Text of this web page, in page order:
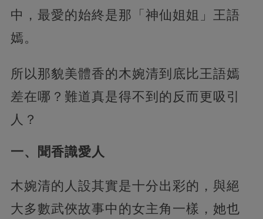
中，最愛的始終是那「神仙姐姐」王語
嫣。
所以那貌美體香的木婉清到底比王語嫣
差在哪？難道真是得不到的反而更吸引
人？
一、聞香識愛人
木婉清的人設其實是十分出彩的，與絕
大多數武俠故事中的女主角一樣，她也